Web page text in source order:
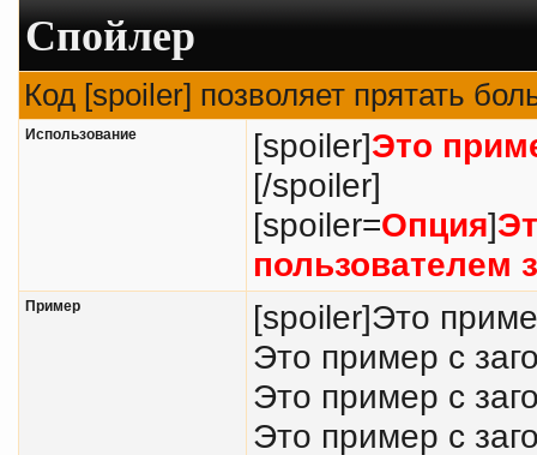
Спойлер
Код [spoiler] позволяет прятать
Использование [spoiler]Это
[/spoiler]
[spoiler=Опция]
пользователем
Пример
[spoiler]Это
Это пример с
Это пример с
Это пример с